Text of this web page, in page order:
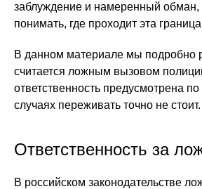
заблуждение и намеренный
понимать, где проходит эта
В данном материале мы подробно
считается ложным вызовом
ответственность предусмотрена по
случаях переживать точно не стоит.
Ответственность за
В российском законодательстве